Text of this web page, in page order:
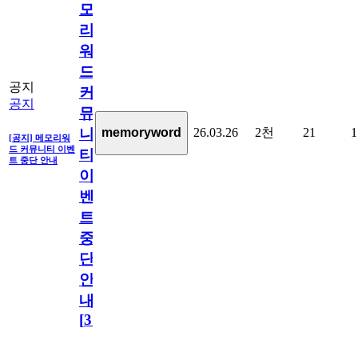
공지
공지
[공지] 메모리워
드 커뮤니티 이벤
트 중단 안내
모
리
워
드
커
뮤
니
티
이
벤
트
중
단
안
내
[31
memoryword 26.03.26 2천 21 1